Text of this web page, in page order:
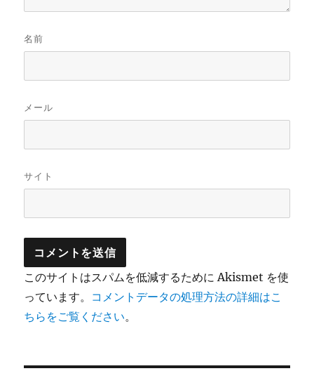
名前
メール
サイト
このサイトはスパムを低減するために Akismet を使
っています。 コメントデータの処理方法の詳細はこ
ちらをご覧ください。